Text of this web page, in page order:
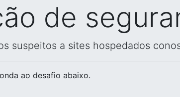
de
suspeitos a sites hospedados
ao desafio abaixo.